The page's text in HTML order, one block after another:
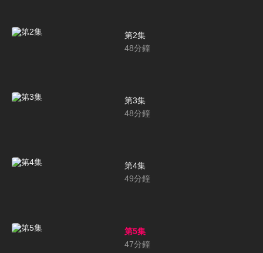
第2集
48分鐘
第3集
48分鐘
第4集
49分鐘
第5集
47分鐘